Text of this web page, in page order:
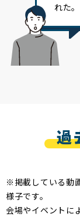
れた。
過
※掲載している動
様子です。
会場やイベントに